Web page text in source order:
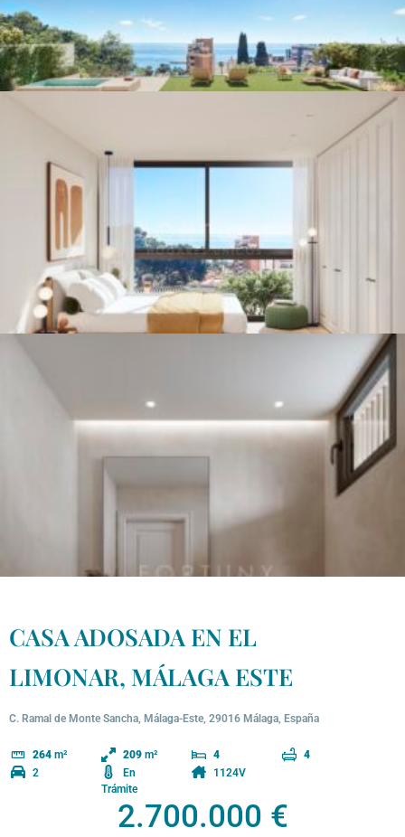
CASA ADOSADA EN EL
LIMONAR, MÁLAGA ESTE
C. Ramal de Monte Sancha, Málaga-Este, 29016 Málaga, España
264 m² 209 m² 4
4
2
En
Trámite
1124V
2.700.000 €